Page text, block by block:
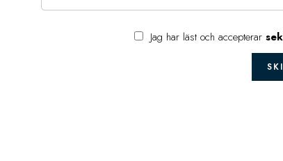
Jag har läst och accepterar